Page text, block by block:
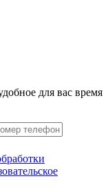
для вас время